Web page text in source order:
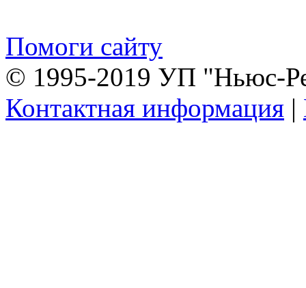
Помоги сайту
© 1995-2019 УП "Ньюс-
Контактная информация |